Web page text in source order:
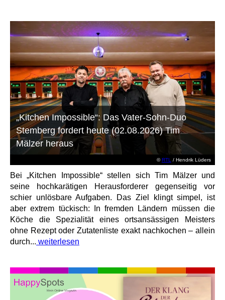
©RTL / Hendrik Lüders
„Kitchen Impossible“: Das Vater-Sohn-Duo
Stemberg fordert heute (02.08.2026) Tim
Mälzer heraus
Bei „Kitchen Impossible“ stellen sich Tim Mälzer und
seine hochkarätigen Herausforderer gegenseitig vor
schier unlösbare Aufgaben. Das Ziel klingt simpel, ist
aber extrem tückisch: In fremden Ländern müssen die
Köche die Spezialität eines ortsansässigen Meisters
ohne Rezept oder Zutatenliste exakt nachkochen – allein
durch... weiterlesen